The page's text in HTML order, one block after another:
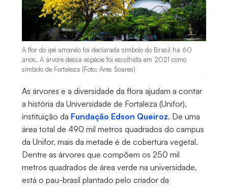
A flor do ipê amarelo foi declarada símbolo do Brasil há 60
anos. A árvore dessa espécie foi escolhida em 2021 como
símbolo de Fortaleza (Foto: Ares Soares)
As árvores e a diversidade da flora ajudam a contar
a história da Universidade de Fortaleza (Unifor),
instituição da Fundação Edson Queiroz. De uma
área total de 490 mil metros quadrados do campus
da Unifor, mais da metade é de cobertura vegetal.
Dentre as árvores que compõem os 250 mil
metros quadrados de área verde na universidade,
está o pau-brasil plantado pelo criador da